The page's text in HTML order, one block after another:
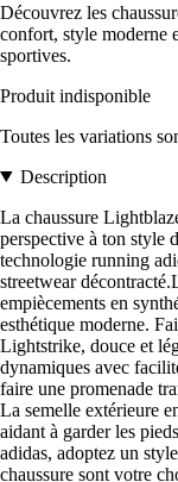
Découvrez les
confort, style moderne
sportives.
Produit indisponible
Toutes les variations
Description
La chaussure
perspective à ton style
technologie running
streetwear
empiècements en
esthétique moderne.
Lightstrike, douce et
dynamiques avec
faire une promenade
La semelle extérieure
aidant à garder les
adidas, adoptez un
chaussure sont votre